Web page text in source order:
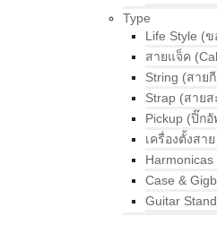
Type
Life Style (
สายแจ็ค
String (สาย
Strap (สายส
Pickup (ปิ๊กอั
เครื่องตั้งสา
Case &
Guitar